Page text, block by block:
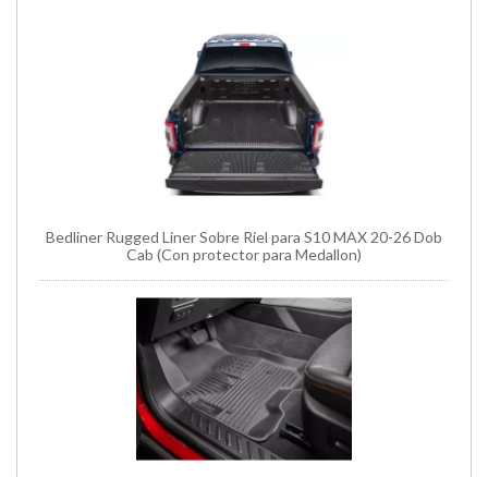
Bedliner Rugged Liner Sobre Riel para S10 MAX 20-26 Dob
Cab (Con protector para Medallon)